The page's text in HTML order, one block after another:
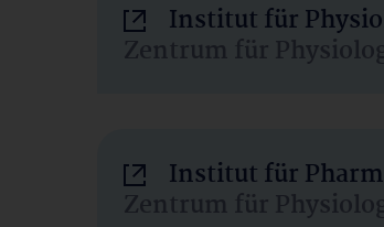
Institut für
Zentrum für
Institut für
Zentrum für